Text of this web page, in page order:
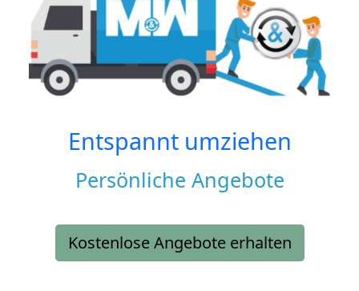
Entspannt umziehen
Persönliche Angebote
Kostenlose Angebote erhalten